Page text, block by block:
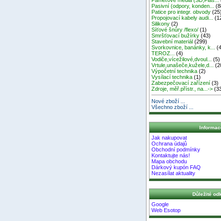
Pasivní (odpory, konden...
Patice pro integr. obvody (25)
Propojovací kabely audi...
Silikony (2)
Síťové šnůry /flexo/ (1)
Smršťovací bužírky (43)
Stavební materiál (299)
Svorkovnice, banánky, k...
TEROZ...
(4)
Vodiče,vícežilové,dvoul...
(5)
Vrtule,unašeče,kužele,d...
Výpočetní technika (2)
Vysílací technika (1)
Zabezpečovací zařízení (3)
Zdroje, měř.přístr., na...->
Nové zboží ...
Všechno zboží ...
Jak nakupovat
Ochrana údajů
Obchodní podmínky
Kontaktujte nás!
Mapa obchodu
Dárkový kupón FAQ
Nezasílat aktuality
Důležité
Google
Web Esotop